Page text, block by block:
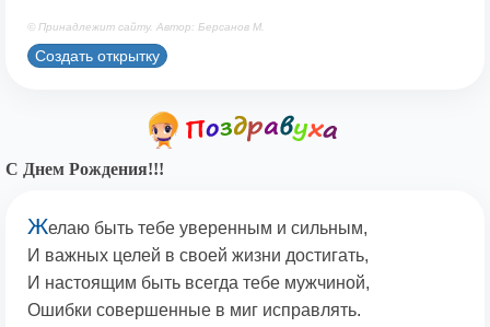
© Принадлежит сайту. Автор: Берсанов М.
Создать открытку
С Днем Рождения!!!
Желаю быть тебе уверенным и сильным,
И важных целей в своей жизни достигать,
И настоящим быть всегда тебе мужчиной,
Ошибки совершенные в миг исправлять.